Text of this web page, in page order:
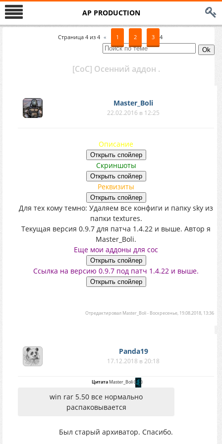
AP PRODUCTION
Страница 4 из 4 « 1 2 3 4
[CoC] Осенний аддон .
Master_Boli
22.02.2016 в 12:25
Описание
Скриншоты
Реквизиты
Для тех кому темно: Удаляем все конфиги и папку sky из
папки textures.
Текущая версия 0.9.7 для патча 1.4.22 и выше. Автор я
Master_Boli.
Еще мои аддоны для сос
Ссылка на версию 0.9.7 под патч 1.4.22 и выше.
Отредактировал Master_Boli- Воскресенье, 19.08.2018, 13:36
Panda19
17.12.2018 в 20:18
ЦитатаMaster_Boli( )
win rar 5.50 все нормально
распаковывается
Был старый архиватор. Спасибо.